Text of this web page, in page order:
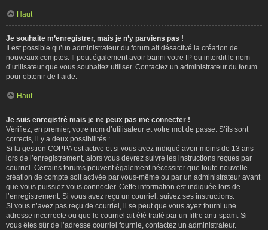
Haut
Je souhaite m’enregistrer, mais je n’y parviens pas !
Il est possible qu’un administrateur du forum ait désactivé la création de
nouveaux comptes. Il peut également avoir banni votre IP ou interdit le nom
d’utilisateur que vous souhaitez utiliser. Contactez un administrateur du forum
pour obtenir de l’aide.
Haut
Je suis enregistré mais je ne peux pas me connecter !
Vérifiez, en premier, votre nom d’utilisateur et votre mot de passe. S’ils sont
corrects, il y a deux possibilités :
Si la gestion COPPA est active et si vous avez indiqué avoir moins de 13 ans
lors de l’enregistrement, alors vous devrez suivre les instructions reçues par
courriel. Certains forums peuvent également nécessiter que toute nouvelle
création de compte soit activée par vous-même ou par un administrateur avant
que vous puissiez vous connecter. Cette information est indiquée lors de
l’enregistrement. Si vous avez reçu un courriel, suivez ses instructions.
Si vous n’avez pas reçu de courriel, il se peut que vous ayez fourni une
adresse incorrecte ou que le courriel ait été traité par un filtre anti-spam. Si
vous êtes sûr de l’adresse courriel fournie, contactez un administrateur.